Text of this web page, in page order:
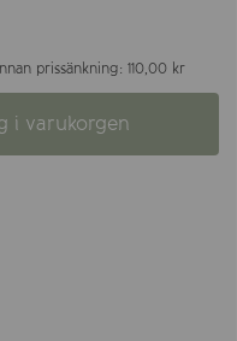
prissänkning: 110,00 kr
i varukorgen